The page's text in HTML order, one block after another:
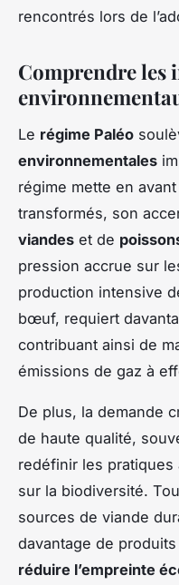
rencontrés lors de
Comprendre les
Le régime Paléo
environnementales
régime mette en
transformés, son
viandes et de
pression accrue sur
production intensive
bœuf, requiert
contribuant ainsi de
émissions de gaz à
De plus, la demande
de haute qualité,
redéfinir les
sur la biodiversité.
sources de viande
davantage de
réduire l’empreinte